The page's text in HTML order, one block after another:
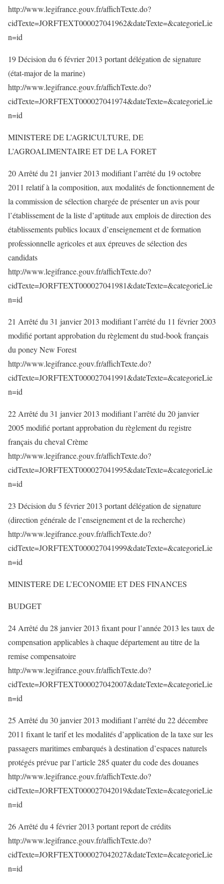
http://www.legifrance.gouv.fr/affichTexte.do?
cidTexte=JORFTEXT000027041962&dateTexte=&categorieLie
n=id
19 Décision du 6 février 2013 portant délégation de signature
(état-major de la marine)
http://www.legifrance.gouv.fr/affichTexte.do?
cidTexte=JORFTEXT000027041974&dateTexte=&categorieLie
n=id
MINISTERE DE L’AGRICULTURE, DE
L’AGROALIMENTAIRE ET DE LA FORET
20 Arrêté du 21 janvier 2013 modifiant l’arrêté du 19 octobre
2011 relatif à la composition, aux modalités de fonctionnement de
la commission de sélection chargée de présenter un avis pour
l’établissement de la liste d’aptitude aux emplois de direction des
établissements publics locaux d’enseignement et de formation
professionnelle agricoles et aux épreuves de sélection des
candidats
http://www.legifrance.gouv.fr/affichTexte.do?
cidTexte=JORFTEXT000027041981&dateTexte=&categorieLie
n=id
21 Arrêté du 31 janvier 2013 modifiant l’arrêté du 11 février 2003
modifié portant approbation du règlement du stud-book français
du poney New Forest
http://www.legifrance.gouv.fr/affichTexte.do?
cidTexte=JORFTEXT000027041991&dateTexte=&categorieLie
n=id
22 Arrêté du 31 janvier 2013 modifiant l’arrêté du 20 janvier
2005 modifié portant approbation du règlement du registre
français du cheval Crème
http://www.legifrance.gouv.fr/affichTexte.do?
cidTexte=JORFTEXT000027041995&dateTexte=&categorieLie
n=id
23 Décision du 5 février 2013 portant délégation de signature
(direction générale de l’enseignement et de la recherche)
http://www.legifrance.gouv.fr/affichTexte.do?
cidTexte=JORFTEXT000027041999&dateTexte=&categorieLie
n=id
MINISTERE DE L’ECONOMIE ET DES FINANCES
BUDGET
24 Arrêté du 28 janvier 2013 fixant pour l’année 2013 les taux de
compensation applicables à chaque département au titre de la
remise compensatoire
http://www.legifrance.gouv.fr/affichTexte.do?
cidTexte=JORFTEXT000027042007&dateTexte=&categorieLie
n=id
25 Arrêté du 30 janvier 2013 modifiant l’arrêté du 22 décembre
2011 fixant le tarif et les modalités d’application de la taxe sur les
passagers maritimes embarqués à destination d’espaces naturels
protégés prévue par l’article 285 quater du code des douanes
http://www.legifrance.gouv.fr/affichTexte.do?
cidTexte=JORFTEXT000027042019&dateTexte=&categorieLie
n=id
26 Arrêté du 4 février 2013 portant report de crédits
http://www.legifrance.gouv.fr/affichTexte.do?
cidTexte=JORFTEXT000027042027&dateTexte=&categorieLie
n=id